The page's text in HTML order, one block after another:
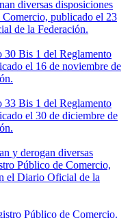
diversas disposiciones
publicado el 23
de la Federación.
30 Bis 1 del Reglamento
el 16 de noviembre de
33 Bis 1 del Reglamento
el 30 de diciembre de
y derogan diversas
Público de Comercio,
el Diario Oficial de la
Público de Comercio.